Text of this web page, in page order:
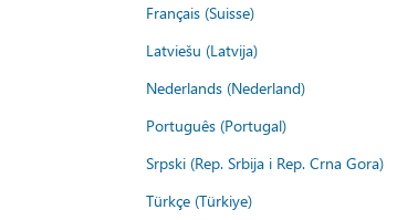
Français (Suisse)
Latviešu (Latvija)
Nederlands (Nederland)
Português (Portugal)
Srpski (Rep. Srbija i Rep. Crna Gora)
Türkçe (Türkiye)